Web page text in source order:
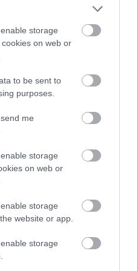
storage
on web or
to be sent to
purposes.
me
storage
on web or
storage
website or app.
storage
az, amit a legek
és megkülönböztető
- az élőlény, így az
hogy "nem-
elérése érdekében is
fokmérője
volt "jó" -- azaz
sikerült elérnünk
gyors. (Klasszikus példa:
a következő elem